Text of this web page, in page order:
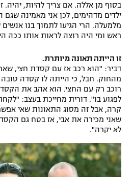
בסוף מן אללה. אם צריך להיות, יהיה.
ילדים מדהימים, לכן אני מאמינה
מלמעלה. הרי הגיעו לתמוך בנו
ראש ומי היה רוצה לראות אותו ככה
זו הייתה תאונה מיותרת.
דביר: "הוא רכב אז עם קסדת חצי,
מהחוק. חבל, כי הייתה לו קסדה טובה
רוכב רק עם החצי. הוא אהב את
לפגוע בו". דורית מחייכת בעצב:
קרה, אבל זה מסוג התאונות שאי
שאני מכירה את אבי, אז בטח גם
לא יקרה".